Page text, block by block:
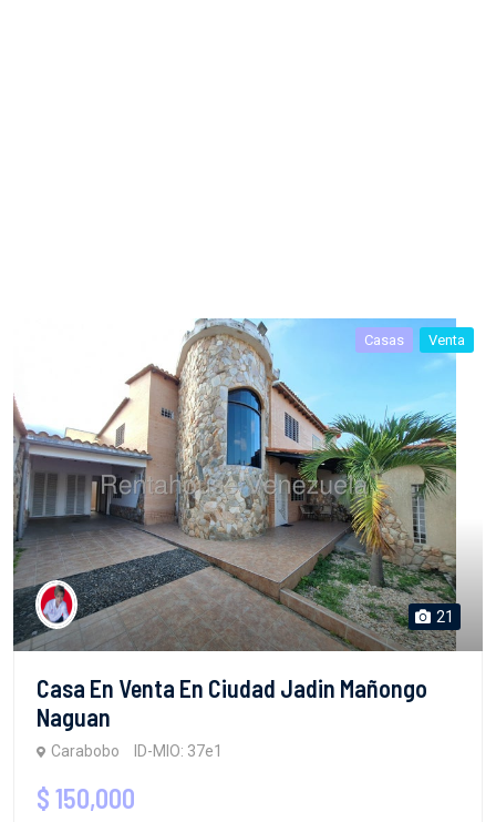
Casas Venta
21
Casa En Venta En Ciudad Jadin Mañongo
Naguan
Carabobo ID-MIO: 37e1
$ 150,000